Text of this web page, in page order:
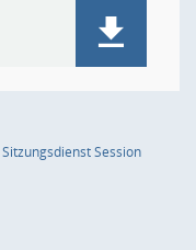
SitzungsdienstSession(Wird in